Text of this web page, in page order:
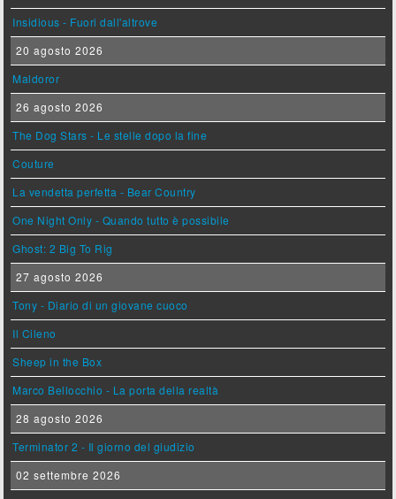
Insidious - Fuori dall'altrove
20 agosto 2026
Maldoror
26 agosto 2026
The Dog Stars - Le stelle dopo la fine
Couture
La vendetta perfetta - Bear Country
One Night Only - Quando tutto è possibile
Ghost: 2 Big To Rig
27 agosto 2026
Tony - Diario di un giovane cuoco
Il Cileno
Sheep in the Box
Marco Bellocchio - La porta della realtà
28 agosto 2026
Terminator 2 - Il giorno del giudizio
02 settembre 2026